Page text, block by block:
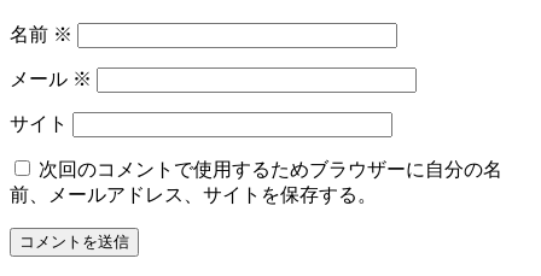
名前 ※
メール ※
サイト
次回のコメントで使用するためブラウザーに自分の名
前、メールアドレス、サイトを保存する。